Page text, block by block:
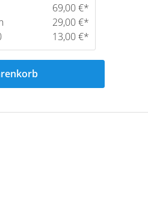
69,00 €*
29,00 €*
13,00 €*